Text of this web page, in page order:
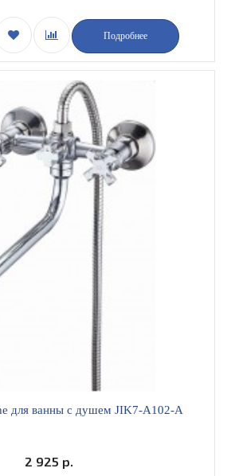
Подробнее
для ванны с душем JIK7-A102-A
2 925 р.